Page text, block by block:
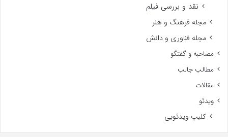
نقد و بررسی فیلم
مجله فرهنگ و هنر
مجله فناوری و دانش
مصاحبه و گفتگو
مطالب جالب
مقالات
ویدئو
کلیپ ویدئویی